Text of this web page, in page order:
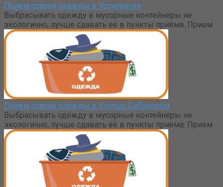
Прием старой одежды в Уссурийске
Выбрасывать одежду в мусорные контейнеры не
экологично, лучше сдавать её в пункты приёма. Прием
Прием старой одежды в Усолье-Сибирском
Выбрасывать одежду в мусорные контейнеры не
экологично, лучше сдавать её в пункты приёма. Прием